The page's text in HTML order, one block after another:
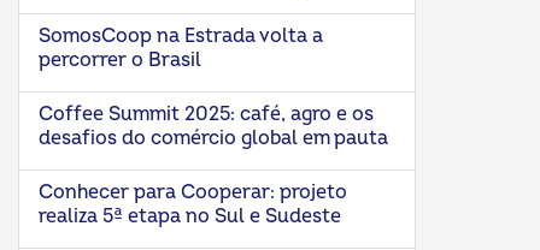
SomosCoop na Estrada volta a
percorrer o Brasil
Coffee Summit 2025: café, agro e os
desafios do comércio global em pauta
Conhecer para Cooperar: projeto
realiza 5ª etapa no Sul e Sudeste